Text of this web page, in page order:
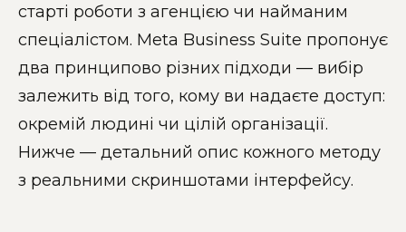
старті роботи з агенцією чи найманим
спеціалістом. Meta Business Suite пропонує
два принципово різних підходи — вибір
залежить від того, кому ви надаєте доступ:
окремій людині чи цілій організації.
Нижче — детальний опис кожного методу
з реальними скриншотами інтерфейсу.